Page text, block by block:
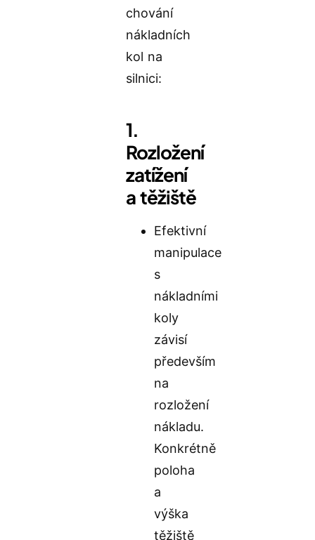
chování
nákladních
kol na
silnici:
1.
Rozložení
zatížení
a těžiště
Efektivní
manipulace
s
nákladními
koly
závisí
především
na
rozložení
nákladu.
Konkrétně
poloha
a
výška
těžiště